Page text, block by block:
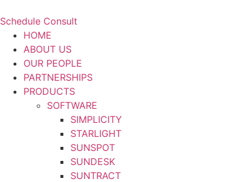
Schedule Consult
HOME
ABOUT US
OUR PEOPLE
PARTNERSHIPS
PRODUCTS
SOFTWARE
SIMPLICITY
STARLIGHT
SUNSPOT
SUNDESK
SUNTRACT